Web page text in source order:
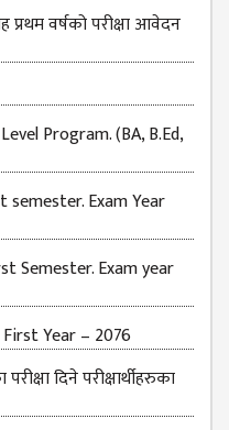
वर्षको परीक्षा आवेदन
Program. (BA, B.Ed,
Exam Year
Semester. Exam year
First Year – 2076
दिने परीक्षार्थीहरुका